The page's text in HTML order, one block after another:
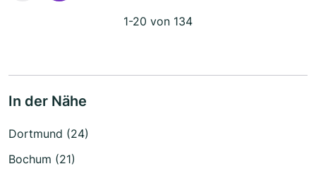
1-20 von 134
In der Nähe
Dortmund (24)
Bochum (21)